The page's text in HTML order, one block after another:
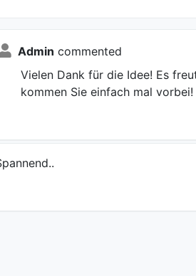
Admin commented
Vielen Dank für die Idee! Es
kommen Sie einfach mal vorbei!